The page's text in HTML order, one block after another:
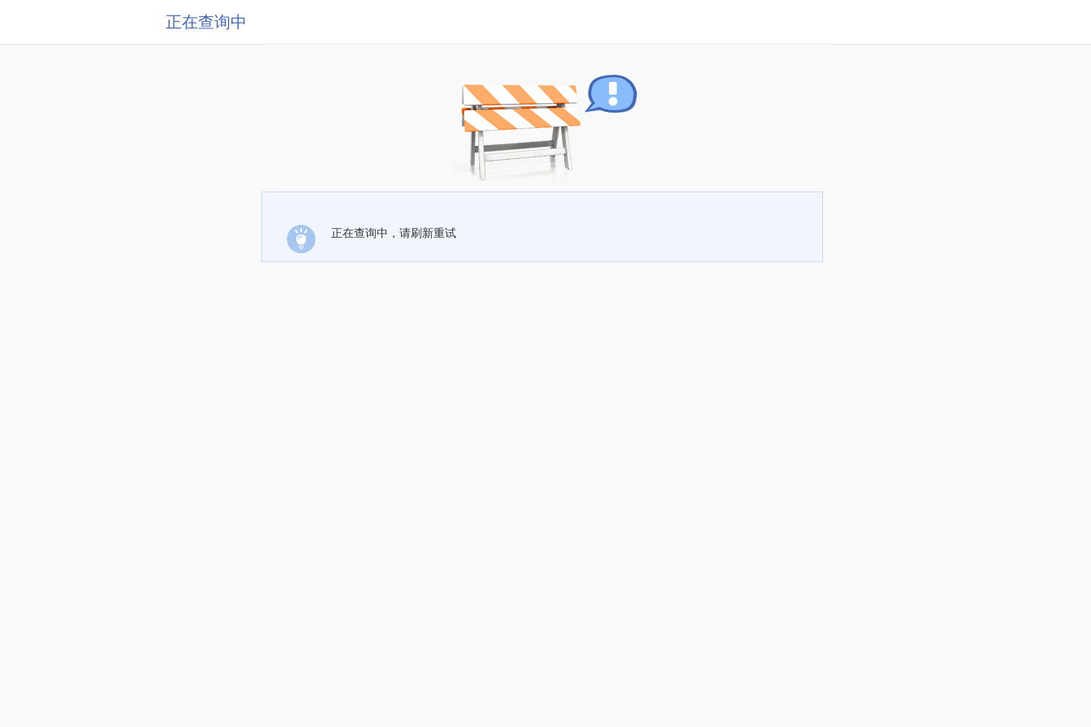
正在查询中
正在查询中，请刷新重试